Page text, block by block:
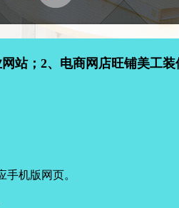
；2、电商网店旺铺美工装
机版网页。